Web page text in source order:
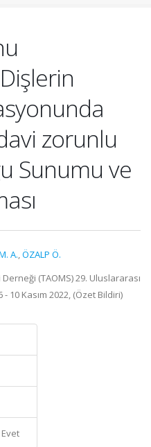
zorunlu
Sunumu ve
A.,ÖZALP Ö.
(TAOMS) 29. Uluslararası
10 Kasım 2022, (Özet Bildiri)
Evet